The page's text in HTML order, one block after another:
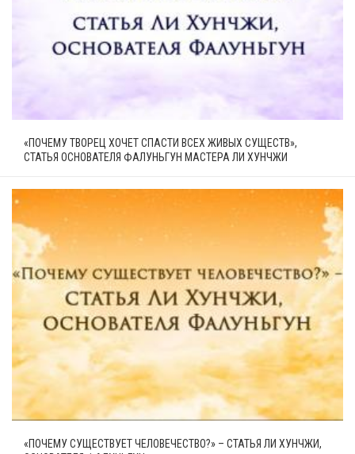
«ПОЧЕМУ ТВОРЕЦ ХОЧЕТ СПАСТИ ВСЕХ ЖИВЫХ СУЩЕСТВ»,
СТАТЬЯ ОСНОВАТЕЛЯ ФАЛУНЬГУН МАСТЕРА ЛИ ХУНЧЖИ
«ПОЧЕМУ СУЩЕСТВУЕТ ЧЕЛОВЕЧЕСТВО?» – СТАТЬЯ ЛИ ХУНЧЖИ,